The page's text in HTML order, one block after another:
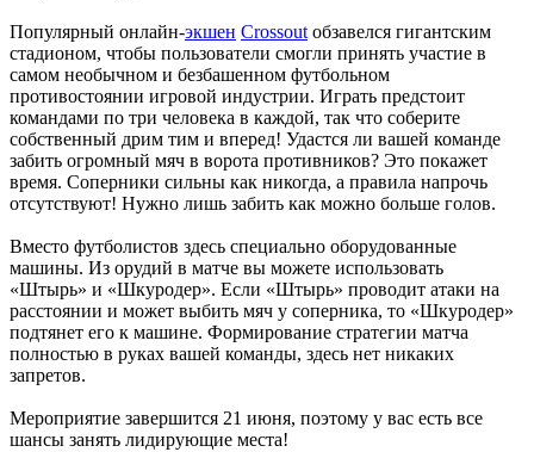
Популярный онлайн-экшен Crossout обзавелся гигантским
стадионом, чтобы пользователи смогли принять участие в
самом необычном и безбашенном футбольном
противостоянии игровой индустрии. Играть предстоит
командами по три человека в каждой, так что соберите
собственный дрим тим и вперед! Удастся ли вашей команде
забить огромный мяч в ворота противников? Это покажет
время. Соперники сильны как никогда, а правила напрочь
отсутствуют! Нужно лишь забить как можно больше голов.
Вместо футболистов здесь специально оборудованные
машины. Из орудий в матче вы можете использовать
«Штырь» и «Шкуродер». Если «Штырь» проводит атаки на
расстоянии и может выбить мяч у соперника, то «Шкуродер»
подтянет его к машине. Формирование стратегии матча
полностью в руках вашей команды, здесь нет никаких
запретов.
Мероприятие завершится 21 июня, поэтому у вас есть все
шансы занять лидирующие места!